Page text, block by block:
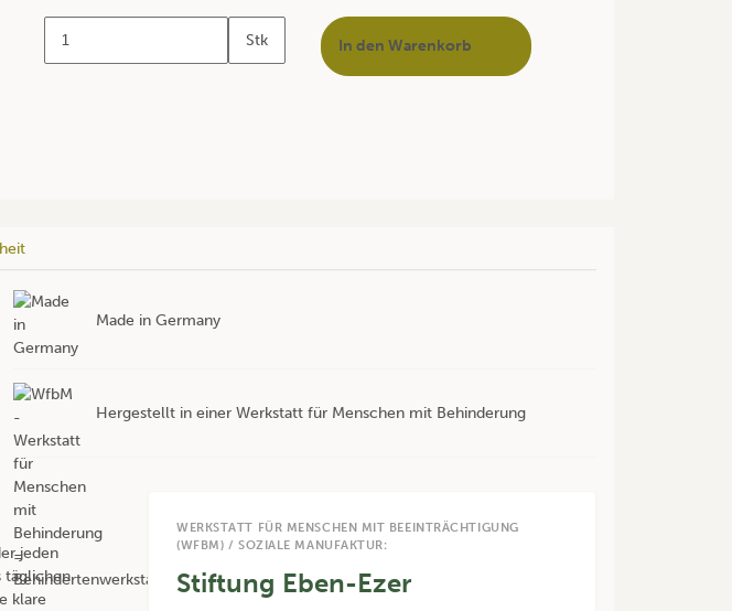
Stk In den Warenkorb
Made in Germany
Hergestellt in einer Werkstatt für Menschen mit Behinderung
jeden
täglichen
klare
WERKSTATT FÜR MENSCHEN MIT BEEINTRÄCHTIGUNG
(WFBM) / SOZIALE MANUFAKTUR:
Stiftung Eben-Ezer